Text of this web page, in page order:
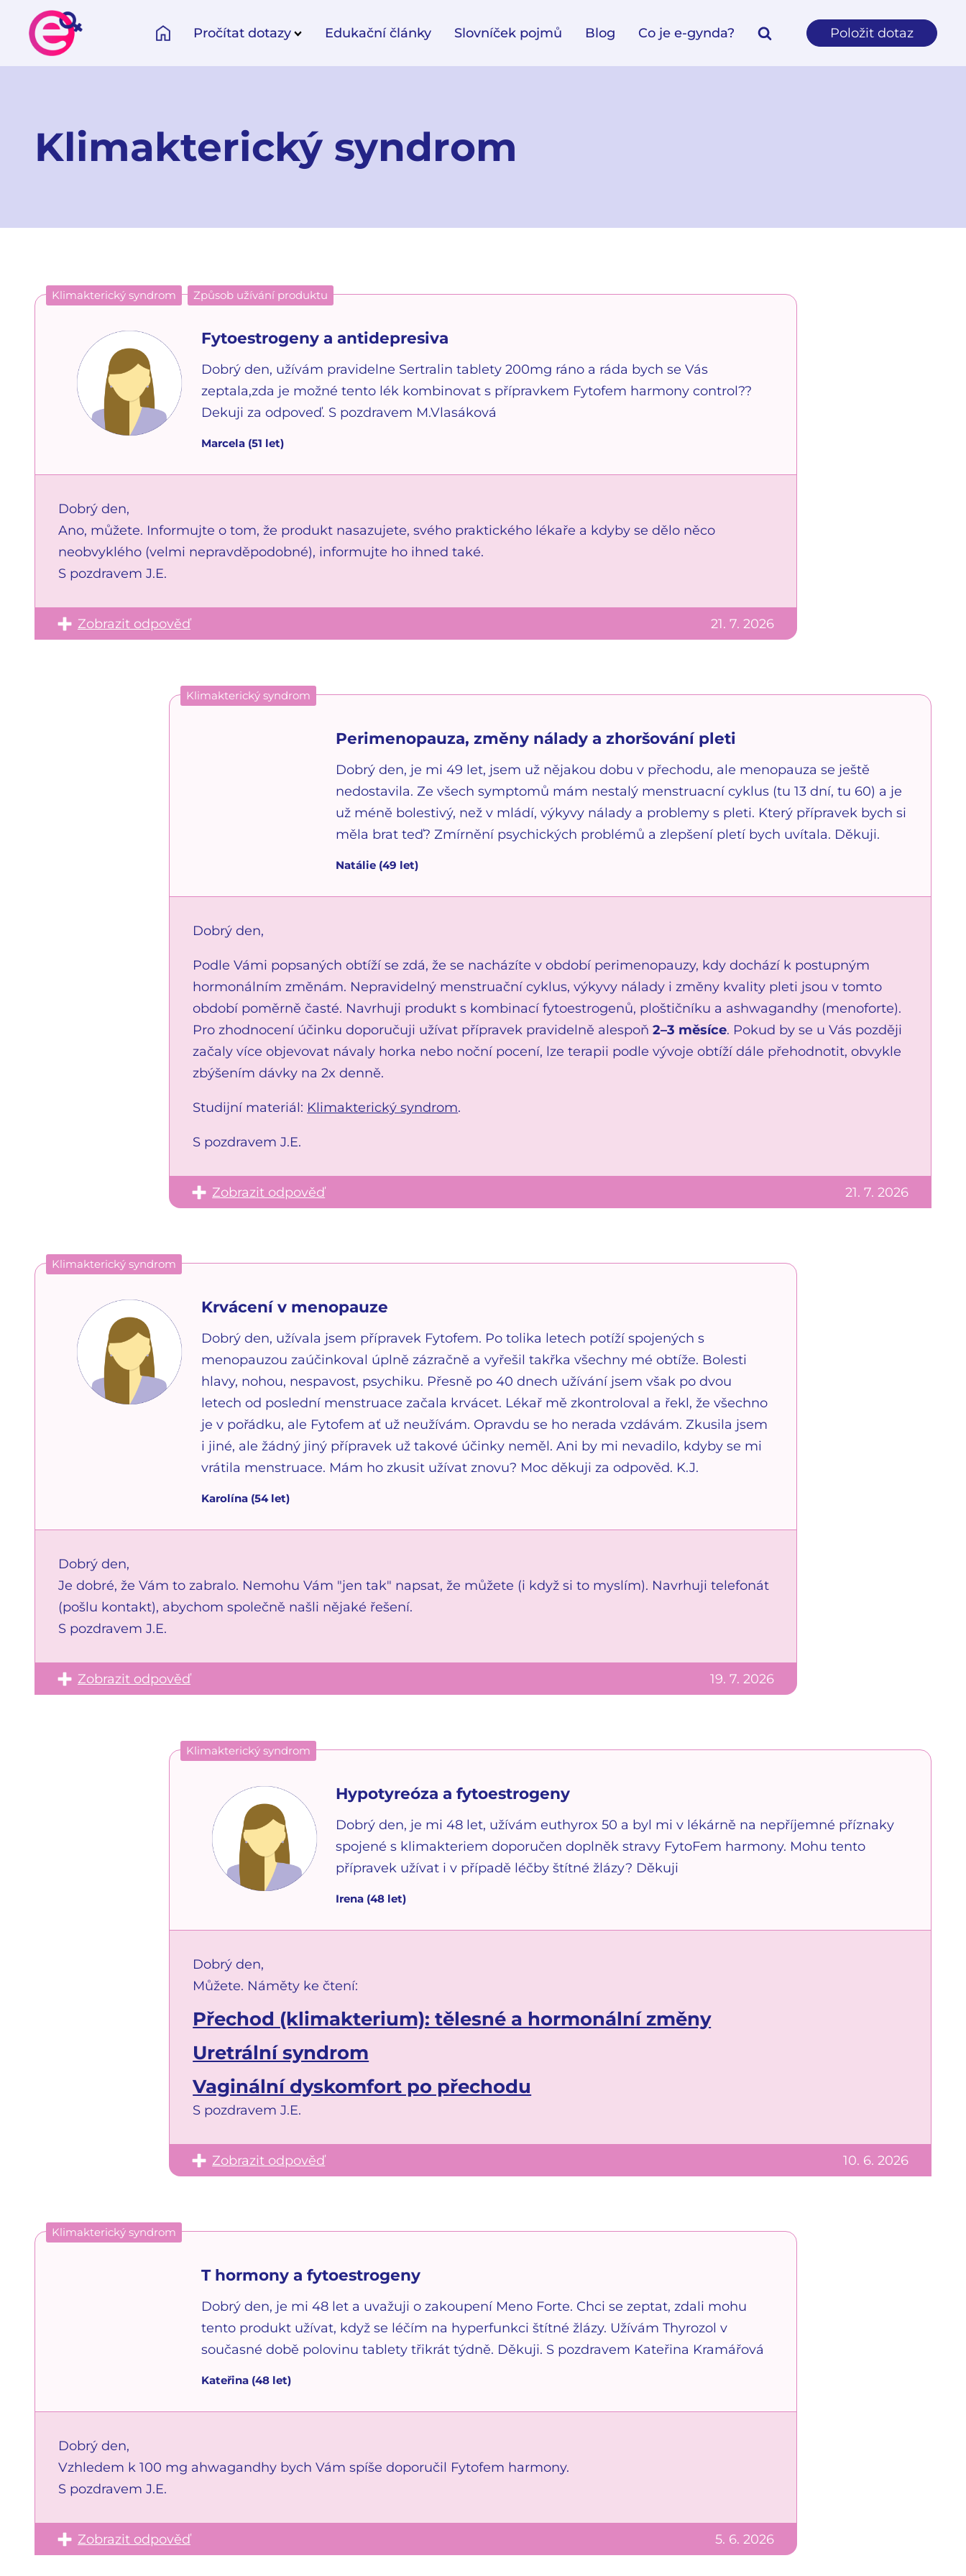
Pročítat dotazy Edukační články Slovníček pojmů Blog Co je e-gynda? Položit dotaz
Klimakterický syndrom
Klimakterický syndrom Způsob užívání produktu
Fytoestrogeny a antidepresiva
Dobrý den, užívám pravidelne Sertralin tablety 200mg ráno a ráda bych se Vás
zeptala,zda je možné tento lék kombinovat s přípravkem Fytofem harmony control??
Dekuji za odpoveď. S pozdravem M.Vlasáková
Marcela(51 let)
Dobrý den,
Ano, můžete. Informujte o tom, že produkt nasazujete, svého praktického lékaře a kdyby se dělo něco
neobvyklého (velmi nepravděpodobné), informujte ho ihned také.
S pozdravem J.E.
Zobrazit odpověď 21. 7. 2026
Klimakterický syndrom
Perimenopauza, změny nálady a zhoršování pleti
Dobrý den, je mi 49 let, jsem už nějakou dobu v přechodu, ale menopauza se ještě
nedostavila. Ze všech symptomů mám nestalý menstruacní cyklus (tu 13 dní, tu 60) a je
už méně bolestivý, než v mládí, výkyvy nálady a problemy s pleti. Který přípravek bych si
měla brat teď? Zmírnění psychických problémů a zlepšení pletí bych uvítala. Děkuji.
Natálie (49 let)
Dobrý den,
Podle Vámi popsaných obtíží se zdá, že se nacházíte v období perimenopauzy, kdy dochází k postupným
hormonálním změnám. Nepravidelný menstruační cyklus, výkyvy nálady i změny kvality pleti jsou v tomto
období poměrně časté. Navrhuji produkt s kombinací fytoestrogenů, ploštičníku a ashwagandhy (menoforte).
Pro zhodnocení účinku doporučuji užívat přípravek pravidelně alespoň2–3 měsíce. Pokud by se u Vás později
začaly více objevovat návaly horka nebo noční pocení, lze terapii podle vývoje obtíží dále přehodnotit, obvykle
zbýšením dávky na 2x denně.
Studijní materiál: Klimakterický syndrom.
S pozdravem J.E.
Zobrazit odpověď 21. 7. 2026
Klimakterický syndrom
Krvácení v menopauze
Dobrý den, užívala jsem přípravek Fytofem. Po tolika letech potíží spojených s
menopauzou zaúčinkoval úplně zázračně a vyřešil takřka všechny mé obtíže. Bolesti
hlavy, nohou, nespavost, psychiku. Přesně po 40 dnech užívání jsem však po dvou
letech od poslední menstruace začala krvácet. Lékař mě zkontroloval a řekl, že všechno
je v pořádku, ale Fytofem ať už neužívám. Opravdu se ho nerada vzdávám. Zkusila jsem
i jiné, ale žádný jiný přípravek už takové účinky neměl. Ani by mi nevadilo, kdyby se mi
vrátila menstruace. Mám ho zkusit užívat znovu? Moc děkuji za odpověd. K.J.
Karolína(54let)
Dobrý den,
Je dobré, že Vám to zabralo. Nemohu Vám "jen tak" napsat, že můžete (i když si to myslím). Navrhuji telefonát
(pošlu kontakt), abychom společně našli nějaké řešení.
S pozdravem J.E.
Zobrazit odpověď 19. 7. 2026
Klimakterický syndrom
Hypotyreóza a fytoestrogeny
Dobrý den, je mi 48 let, užívám euthyrox 50 a byl mi v lékárně na nepříjemné příznaky
spojené s klimakteriem doporučen doplněk stravy FytoFem harmony. Mohu tento
přípravek užívat i v případě léčby štítné žlázy? Děkuji
Irena (48 let)
Dobrý den,
Můžete. Náměty ke čtení:
Přechod (klimakterium): tělesné a hormonální změny
Uretrální syndrom
Vaginální dyskomfort po přechodu
S pozdravem J.E.
Zobrazit odpověď 10. 6. 2026
Klimakterický syndrom
T hormony a fytoestrogeny
Dobrý den, je mi 48 let a uvažuji o zakoupení Meno Forte. Chci se zeptat, zdali mohu
tento produkt užívat, když se léčím na hyperfunkci štítné žlázy. Užívám Thyrozol v
současné době polovinu tablety třikrát týdně. Děkuji. S pozdravem Kateřina Kramářová
Kateřina(48let)
Dobrý den,
Vzhledem k 100 mg ahwagandhy bych Vám spíše doporučil Fytofem harmony.
S pozdravem J.E.
Zobrazit odpověď 5. 6. 2026